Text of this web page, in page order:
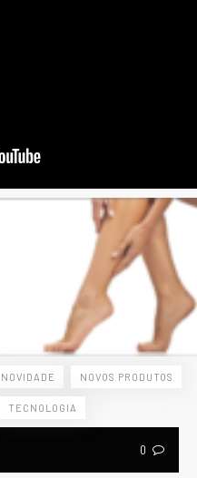
NOVIDADE NOVOS PRODUTOS
TECNOLOGIA
0